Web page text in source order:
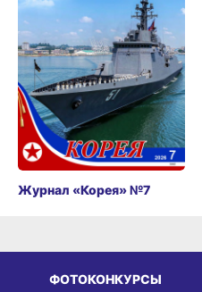
Журнал «Корея» №7
ФОТОКОНКУРСЫ